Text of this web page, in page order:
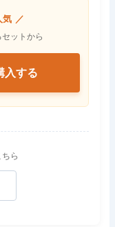
気 ／
ットから
入する
ら